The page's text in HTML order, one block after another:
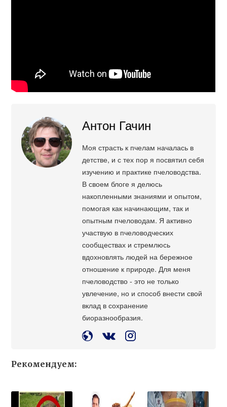
Антон Гачин
Моя страсть к пчелам началась в
детстве, и с тех пор я посвятил себя
изучению и практике пчеловодства.
В своем блоге я делюсь
накопленными знаниями и опытом,
помогая как начинающим, так и
опытным пчеловодам. Я активно
участвую в пчеловодческих
сообществах и стремлюсь
вдохновлять людей на бережное
отношение к природе. Для меня
пчеловодство - это не только
увлечение, но и способ внести свой
вклад в сохранение
биоразнообразия.
Рекомендуем: